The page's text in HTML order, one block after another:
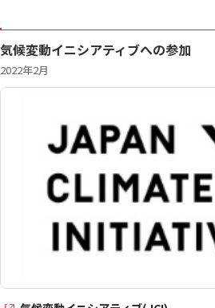
気候変動イニシアティブへの参加
2022年2月